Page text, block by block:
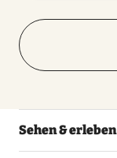
Sehen & erleben